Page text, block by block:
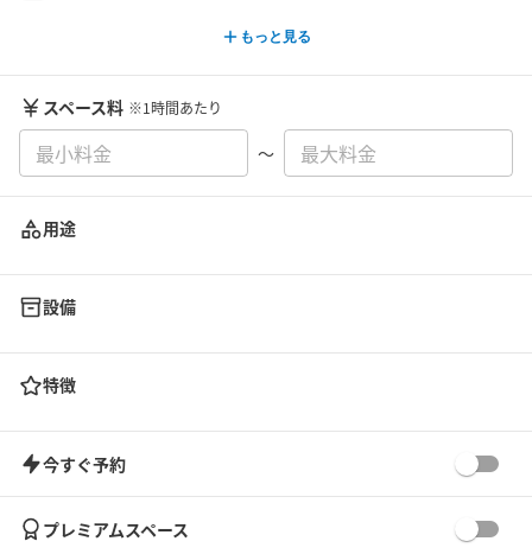
もっと見る
スペース料 ※1時間あたり
〜
用途
設備
特徴
今すぐ予約
プレミアムスペース